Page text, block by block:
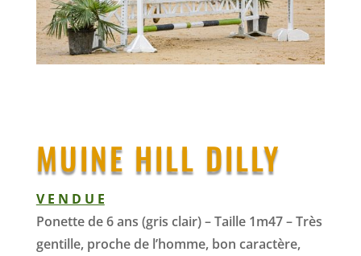
MUINE HILL DILLY
V E N D U E
Ponette de 6 ans (gris clair) – Taille 1m47 – Très
gentille, proche de l’homme, bon caractère,